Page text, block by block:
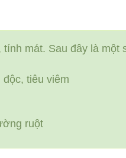
mát. Sau đây là một
tiêu viêm
ruột